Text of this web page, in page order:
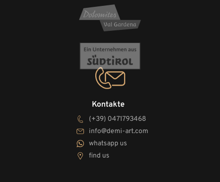
Kontakte
(+39) 0471793468
info@demi-art.com
whatsapp us
find us